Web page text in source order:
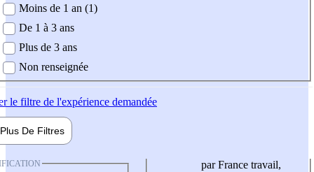
demandée
Moins de 1 an (1)
De 1 à 3 ans
Plus de 3 ans
Non renseignée
le filtre de l'expérience demandée
Plus De Filtres
par France travail,